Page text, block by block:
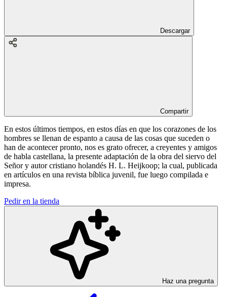
Descargar
Compartir
En estos últimos tiempos, en estos días en que los corazones de los
hombres se llenan de espanto a causa de las cosas que suceden o
han de acontecer pronto, nos es grato ofrecer, a creyentes y amigos
de habla castellana, la presente adaptación de la obra del siervo del
Señor y autor cristiano holandés H. L. Heijkoop; la cual, publicada
en artículos en una revista bíblica juvenil, fue luego compilada e
impresa.
Pedir en la tienda
Haz una pregunta